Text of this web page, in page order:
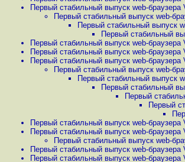
Первый стабильный выпуск web-браузера
Первый стабильный выпуск web-
Первый стабильный выпуск
Первый стабильный
Первый стабильный выпуск web-браузера
Первый стабильный выпуск web-браузера
Первый стабильный выпуск web-браузера
Первый стабильный выпуск web-
Первый стабильный выпуск
Первый стабильный
Первый
Первый
Первый стабильный выпуск web-браузера
Первый стабильный выпуск web-браузера
Первый стабильный выпуск web-
Первый стабильный выпуск web-браузера
Первый стабильный выпуск web-браузера